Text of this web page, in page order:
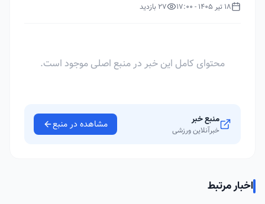
18 تیر 1405 - 17:00 27 بازدید
محتوای کامل این خبر در منبع اصلی موجود است.
منبع خبر
خبرآنلاین ورزشی مشاهده در منبع
اخبار مرتبط